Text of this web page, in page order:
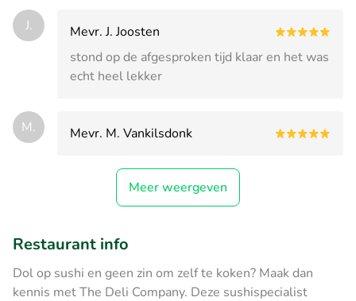
J.
Mevr. J. Joosten
stond op de afgesproken tijd klaar en het was
echt heel lekker
M. Mevr. M. Vankilsdonk
Meer weergeven
Restaurant info
Dol op sushi en geen zin om zelf te koken? Maak dan
kennis met The Deli Company. Deze sushispecialist